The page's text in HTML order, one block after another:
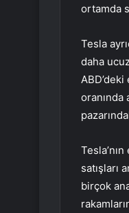
ortamda
Tesla
daha
ABD’deki
oranında
satışları
birçok